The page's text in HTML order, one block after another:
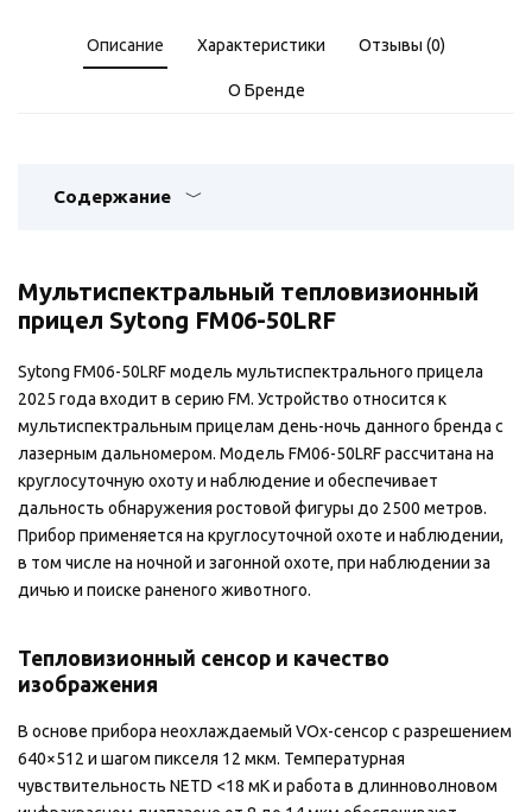
Описание Характеристики Отзывы (0)
О Бренде
Содержание
Мультиспектральный тепловизионный
прицел Sytong FM06-50LRF
Sytong FM06-50LRF модель мультиспектрального прицела
2025 года входит в серию FM. Устройство относится к
мультиспектральным прицелам день-ночь данного бренда с
лазерным дальномером. Модель FM06-50LRF рассчитана на
круглосуточную охоту и наблюдение и обеспечивает
дальность обнаружения ростовой фигуры до 2500 метров.
Прибор применяется на круглосуточной охоте и наблюдении,
в том числе на ночной и загонной охоте, при наблюдении за
дичью и поиске раненого животного.
Тепловизионный сенсор и качество
изображения
В основе прибора неохлаждаемый VOx-сенсор с разрешением
640×512 и шагом пикселя 12 мкм. Температурная
чувствительность NETD <18 мК и работа в длинноволновом